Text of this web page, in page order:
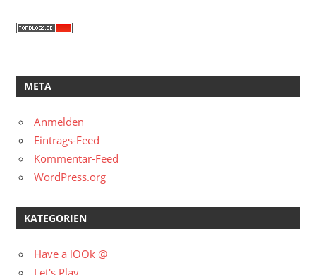
META
Anmelden
Eintrags-Feed
Kommentar-Feed
WordPress.org
KATEGORIEN
Have a lOOk @